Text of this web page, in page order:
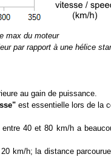
max du moteur
par rapport à une hélice
au gain de puissance.
est essentielle lors de la
40 et 80 km/h a
km/h; la distance